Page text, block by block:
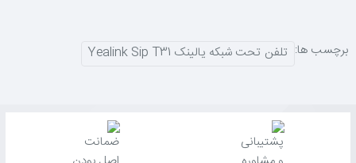
برچسب ها: تلفن تحت شبکه یالینک Yealink Sip T31